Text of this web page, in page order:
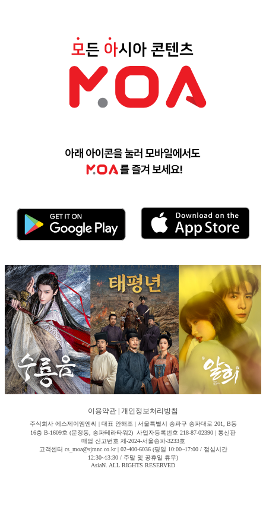
이용약관 개인정보처리방침
주식회사 에스제이엠엔씨 | 대표 안해조 | 서울특별시 송파구 송파대로 201, B동
16층 B-1609호 (문정동, 송파테라타워2) 사업자등록번호 218-87-02390 | 통신판
매업 신고번호 제-2024-서울송파-3233호
고객센터 cs_moa@sjmnc.co.kr | 02-400-6036 (평일 10:00~17:00 / 점심시간
12:30~13:30 / 주말 및 공휴일 휴무)
AsiaN. ALL RIGHTS RESERVED